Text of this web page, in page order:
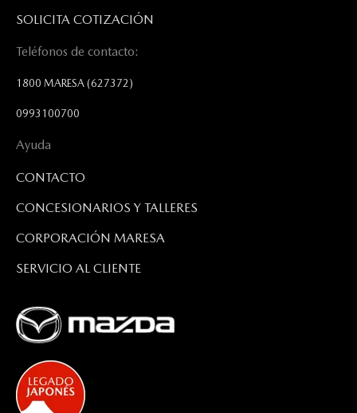
SOLICITA COTIZACIÓN
Teléfonos de contacto:
1800 MARESA(627372)
0993100700
Ayuda
CONTACTO
CONCESIONARIOS Y TALLERES
CORPORACIÓN MARESA
SERVICIO AL CLIENTE